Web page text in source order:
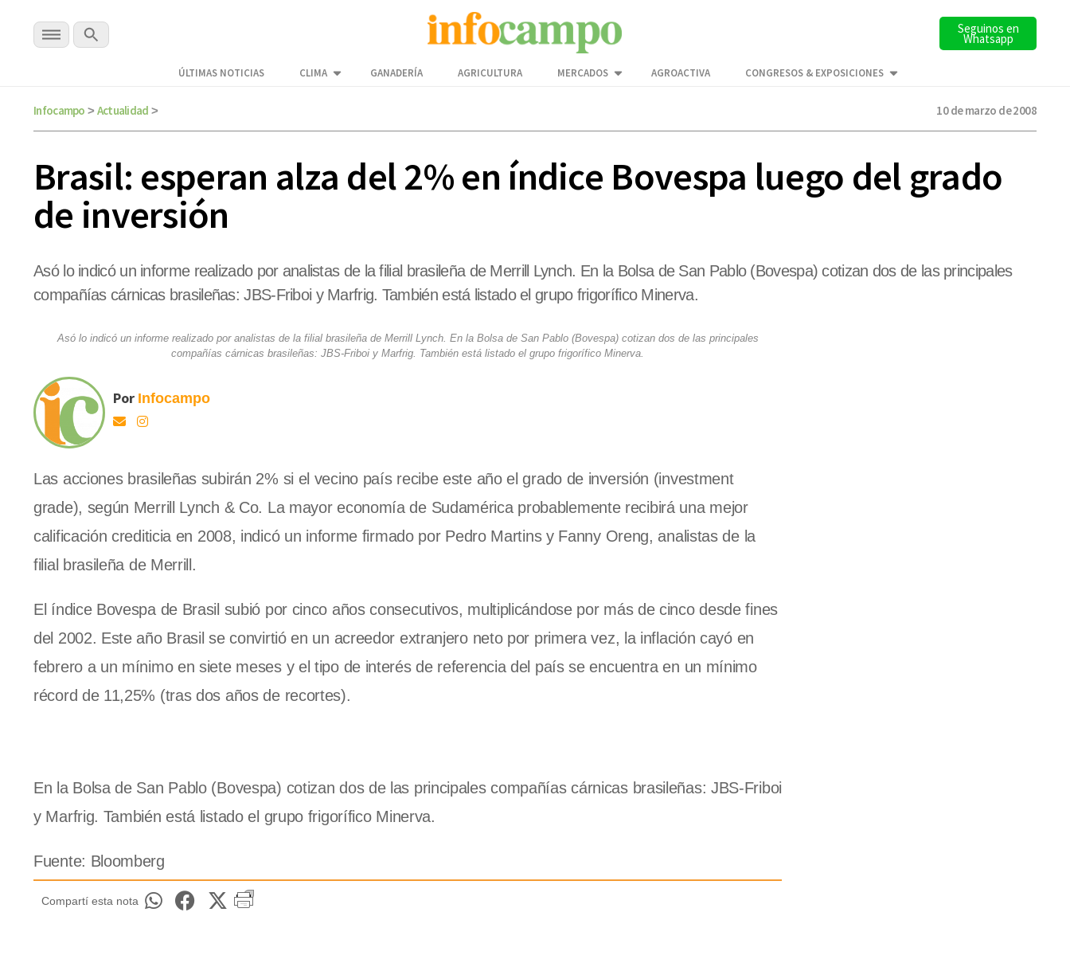
Seguinos en
Whatsapp
ÚLTIMAS NOTICIAS CLIMA GANADERÍA AGRICULTURA MERCADOS AGROACTIVA CONGRESOS & EXPOSICIONES
Infocampo > Actualidad > 10 de marzo de 2008
Brasil: esperan alza del 2% en índice Bovespa luego del grado
de inversión
Asó lo indicó un informe realizado por analistas de la filial brasileña de Merrill Lynch. En la Bolsa de San Pablo (Bovespa) cotizan dos de las principales
compañías cárnicas brasileñas: JBS-Friboi y Marfrig. También está listado el grupo frigorífico Minerva.
Asó lo indicó un informe realizado por analistas de la filial brasileña de Merrill Lynch. En la Bolsa de San Pablo (Bovespa) cotizan dos de las principales
compañías cárnicas brasileñas: JBS-Friboi y Marfrig. También está listado el grupo frigorífico Minerva.
Por Infocampo
Las acciones brasileñas subirán 2% si el vecino país recibe este año el grado de inversión (investment
grade), según Merrill Lynch & Co. La mayor economía de Sudamérica probablemente recibirá una mejor
calificación crediticia en 2008, indicó un informe firmado por Pedro Martins y Fanny Oreng, analistas de la
filial brasileña de Merrill.
El índice Bovespa de Brasil subió por cinco años consecutivos, multiplicándose por más de cinco desde fines
del 2002. Este año Brasil se convirtió en un acreedor extranjero neto por primera vez, la inflación cayó en
febrero a un mínimo en siete meses y el tipo de interés de referencia del país se encuentra en un mínimo
récord de 11,25% (tras dos años de recortes).
En la Bolsa de San Pablo (Bovespa) cotizan dos de las principales compañías cárnicas brasileñas: JBS-Friboi
y Marfrig. También está listado el grupo frigorífico Minerva.
Fuente: Bloomberg
Compartí esta nota